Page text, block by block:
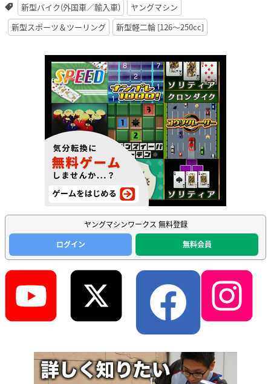
新型バイク(外国車／輸入車)
ヤングマシン
新型スポーツ＆ツーリング
新型軽二輪 [126〜250cc]
ヤングマシンワークス 無料登録
ログイン
無料会員